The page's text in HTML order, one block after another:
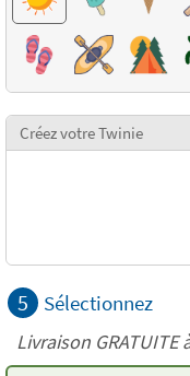
Créez votre Twinie
5 Sélectionnez
Livraison GRATUITE